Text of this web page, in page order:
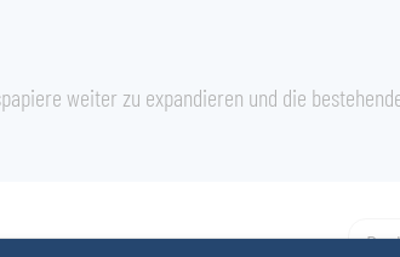
weiter zu expandieren und die